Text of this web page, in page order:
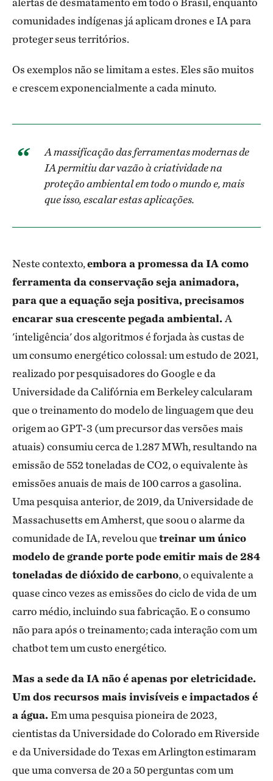
comunidades indígenas já aplicam drones e IA para
proteger seus territórios.
Os exemplos não se limitam a estes. Eles são muitos
e crescem exponencialmente a cada minuto.
A massificação das ferramentas modernas de
IA permitiu dar vazão à criatividade na
proteção ambiental em todo o mundo e, mais
que isso, escalar estas aplicações.
Neste contexto,embora a promessa da IA como
ferramenta da conservação seja animadora,
para que a equação seja positiva, precisamos
encarar sua crescente pegada ambiental. A
'inteligência' dos algoritmos é forjada às custas de
um consumo energético colossal: um estudo de 2021,
realizado por pesquisadores do Google e da
Universidade da Califórnia em Berkeley calcularam
que o treinamento do modelo de linguagem que deu
origem ao GPT-3 (um precursor das versões mais
atuais) consumiu cerca de 1.287 MWh, resultando na
emissão de 552 toneladas de CO2, o equivalente às
emissões anuais de mais de 100 carros a gasolina.
Uma pesquisa anterior, de 2019, da Universidade de
Massachusetts em Amherst, que soou o alarme da
comunidade de IA, revelou quetreinar um único
modelo de grande porte pode emitir mais de 284
toneladas de dióxido de carbono, o equivalente a
quase cinco vezes as emissões do ciclo de vida de um
carro médio, incluindo sua fabricação. E o consumo
não para após o treinamento; cada interação com um
chatbot tem um custo energético.
Mas a sede da IA não é apenas por eletricidade.
Um dos recursos mais invisíveis e impactados é
a água.Em uma pesquisa pioneira de 2023,
cientistas da Universidade do Colorado em Riverside
e da Universidade do Texas em Arlington estimaram
que uma conversa de 20 a 50 perguntas com um